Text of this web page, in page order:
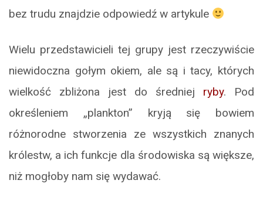
bez trudu znajdzie odpowiedź w artykule
Wielu przedstawicieli tej grupy jest rzeczywiście
niewidoczna gołym okiem, ale są i tacy, których
wielkość zbliżona jest do średniej ryby. Pod
określeniem „plankton” kryją się bowiem
różnorodne stworzenia ze wszystkich znanych
królestw, a ich funkcje dla środowiska są większe,
niż mogłoby nam się wydawać.